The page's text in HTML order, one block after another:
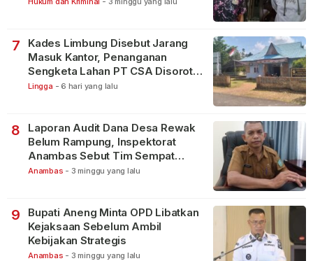
7
Kades Limbung Disebut Jarang
Masuk Kantor, Penanganan
Sengketa Lahan PT CSA Disorot
Warga
Lingga - 6 hari yang lalu
8
Laporan Audit Dana Desa Rewak
Belum Rampung, Inspektorat
Anambas Sebut Tim Sempat
Terbagi Tangani Kasus Lain
Anambas - 3 minggu yang lalu
9
Bupati Aneng Minta OPD Libatkan
Kejaksaan Sebelum Ambil
Kebijakan Strategis
Anambas - 3 minggu yang lalu